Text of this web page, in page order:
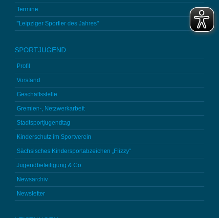
Termine
"Leipziger Sportler des Jahres"
SPORTJUGEND
Profil
Vorstand
Geschäftsstelle
Gremien-, Netzwerkarbeit
Stadtsportjugendtag
Kinderschutz im Sportverein
Sächsisches Kindersportabzeichen „Flizzy“
Jugendbeteiligung & Co.
Newsarchiv
Newsletter